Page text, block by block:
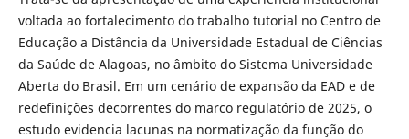
voltada ao fortalecimento do trabalho tutorial no Centro de
Educação a Distância da Universidade Estadual de Ciências
da Saúde de Alagoas, no âmbito do Sistema Universidade
Aberta do Brasil. Em um cenário de expansão da EAD e de
redefinições decorrentes do marco regulatório de 2025, o
estudo evidencia lacunas na normatização da função do